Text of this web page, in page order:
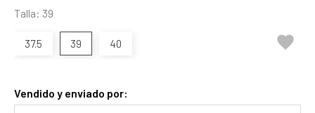
Talla: 39
37.5 39 40 
Vendido y enviado por: